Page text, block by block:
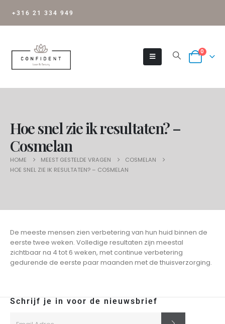
+316 21 334 949
0
Hoe snel zie ik resultaten? –
Cosmelan
HOME MEEST GESTELDE VRAGEN
COSMELAN
HOE SNEL ZIE IK RESULTATEN? – COSMELAN
De meeste mensen zien verbetering van hun huid binnen de
eerste twee weken. Volledige resultaten zijn meestal
zichtbaar na 4 tot 6 weken, met continue verbetering
gedurende de eerste paar maanden met de thuisverzorging.
Schrijf je in voor de nieuwsbrief